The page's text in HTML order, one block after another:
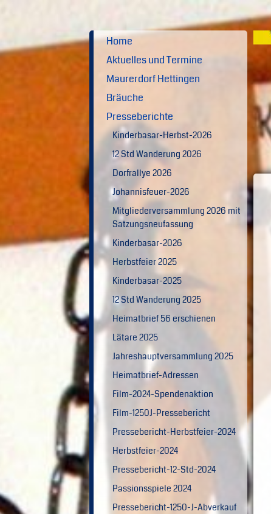
Home
Aktuelles und Termine
Maurerdorf Hettingen
Bräuche
Presseberichte
Kinderbasar-Herbst-2026
12 Std Wanderung 2026
Dorfrallye 2026
Johannisfeuer-2026
Mitgliederversammlung 2026 mit
Satzungsneufassung
Kinderbasar-2026
Herbstfeier 2025
Kinderbasar-2025
12 Std Wanderung 2025
Heimatbrief 56 erschienen
Lätare 2025
Jahreshauptversammlung 2025
Heimatbrief-Adressen
Film-2024-Spendenaktion
Film-1250J-Pressebericht
Pressebericht-Herbstfeier-2024
Herbstfeier-2024
Pressebericht-12-Std-2024
Passionsspiele 2024
Pressebericht-1250-J-Abverkauf